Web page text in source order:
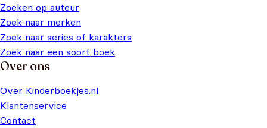
Zoeken op auteur
Zoek naar merken
Zoek naar series of karakters
Zoek naar een soort boek
Over ons
Over Kinderboekjes.nl
Klantenservice
Contact